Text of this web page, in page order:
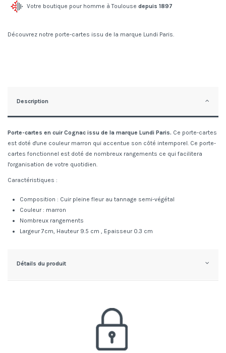
Votre boutique pour homme à Toulouse depuis 1897
Découvrez notre porte-cartes issu de la marque Lundi Paris.
Description
Porte-cartes en cuir Cognac issu de la marque Lundi Paris. Ce porte-cartes
est doté d'une couleur marron qui accentue son côté intemporel. Ce porte-
cartes fonctionnel est doté de nombreux rangements ce qui facilitera
l'organisation de votre quotidien.
Caractéristiques :
Composition : Cuir pleine fleur au tannage semi-végétal
Couleur : marron
Nombreux rangements
Largeur 7cm, Hauteur 9.5 cm , Epaisseur 0.3 cm
Détails du produit